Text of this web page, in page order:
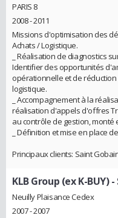
PARIS 8
2008 - 2011
Missions d'optimisation des
Achats / Logistique.
_ Réalisation de diagnostics
Identifier des opportunités
opérationnelle et de
logistique.
_ Accompagnement à la
réalisation d'appels d'offres
au contrôle de gestion, monté
_ Définition et mise en place
Principaux clients: Saint
KLB Group (ex K-BUY)-
Neuilly Plaisance Cedex
2007 - 2007